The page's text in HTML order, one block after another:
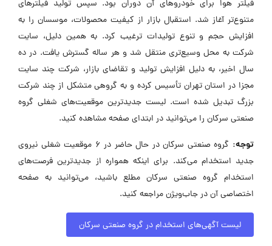
فیلتر هوا برای خودروهای آن دوران بود. سپس تولید فیلترهای
متنوع‌تر آغاز شد. استقبال بازار از کیفیت محصولات، موسسان را به
افزایش حجم و تنوع تولیدات ترغیب کرد. به همین دلیل، سایت
شرکت به محل وسیع‌تری منتقل شد و هر ساله گسترش یافت. در ده
سال اخیر، به دلیل افزایش تولید و تقاضای بازار، شرکت چند سایت
مجزا در استان تهران تأسیس کرده و به گروهی متشکل از چند شرکت
بزرگ تبدیل شده است. لیست جدیدترین موقعیت‌های شغلی گروه
صنعتی سرکان را می‌توانید در ابتدای صفحه مشاهده کنید.
توجه:
گروه صنعتی سرکان در حال حاضر در ۶ موقعیت شغلی نیروی
جدید استخدام می‌کند. برای اینکه همواره از جدیدترین فرصت‌های
استخدام گروه صنعتی سرکان مطلع باشید، می‌توانید به صفحه
اختصاصی آن در جاب‌ویژن مراجعه کنید.
لیست آگهی‌های استخدام در گروه صنعتی سرکان